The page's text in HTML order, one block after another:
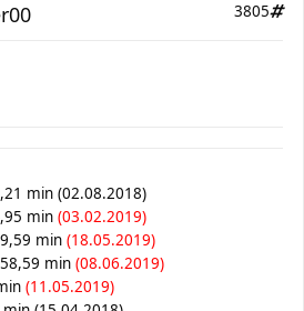
3805
min (02.08.2018)
min (03.02.2019)
min (18.05.2019)
min (08.06.2019)
(11.05.2019)